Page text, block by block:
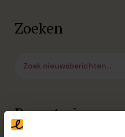
Zoeken
Recent nieuws: